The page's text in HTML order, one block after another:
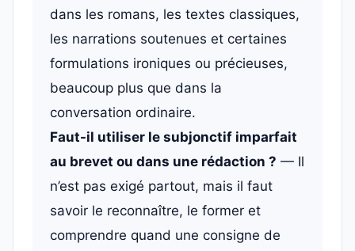
dans les romans, les textes classiques,
les narrations soutenues et certaines
formulations ironiques ou précieuses,
beaucoup plus que dans la
conversation ordinaire.
Faut-il utiliser le subjonctif imparfait
au brevet ou dans une rédaction ? — Il
n’est pas exigé partout, mais il faut
savoir le reconnaître, le former et
comprendre quand une consigne de